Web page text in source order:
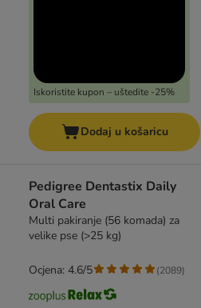
Iskoristite kupon – uštedite -25%
Dodaj u košaricu
Pedigree Dentastix Daily
Oral Care
Multi pakiranje (56 komada) za
velike pse (>25 kg)
Ocjena: 4.6/5 (2089)